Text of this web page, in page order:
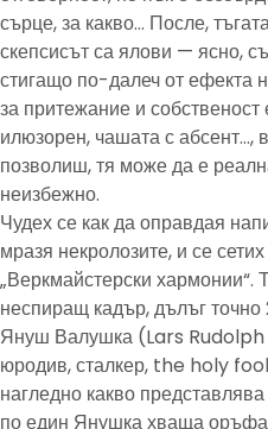
сърце, за какво… После,
скепсисът са ялови — ясно,
стигащо по-далеч от ефекта
за притежание и
илюзорен, чашата с
позволиш, тя може да е
неизбежно.
Чудех се как да оправдая
мразя некролозите, и се
„Веркмайстерски хармонии“.
неспиращ кадър, дълъг точно
Януш Валушка (Lars
юродив, сталкер, the holy
нагледно какво
по един Янушка хваща